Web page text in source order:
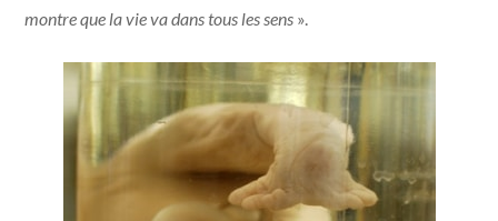
montre que la vie va dans tous les sens ».